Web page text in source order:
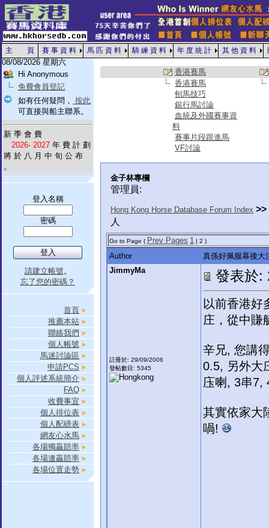
主 頁 賽 事 資 料 馬 匹 資 料 騎 練 資 料 年 度 統 計 其 他 資 料
08/08/2026 星期六
Hi Anonymous
免費會員登記
如有任何疑問， 按此
可直接與船主聯系。
新 季 會 費
2026- 2027 年 費 計 劃
將 於 八 月 中 旬 公 布
。
登入名稱
密碼
請建立帳號。
忘了您的密碼？
首頁
推薦本站
聯絡我們
個人帳號
馬迷討論區
申請PCS
個人評述系統簡介
FAQ
收費事宜
個人排位表
個人配磅表
網友心水馬
各場獨贏賠率
各場連贏賠率
各場位置走勢
香港賽馬
香港賽馬
刨馬技巧
銀行馬討論
血統及外國賽事資
料
賽事片段跟進馬
VF討論
金子林專欄
管理員:
Hong Kong Horse Database Forum Index >>
人
Go to Page ( Prev Pages 1 | 2 )
Author
真係好佩服幕後大
JimmyMa
註冊於: 29/09/2006
發帖數目: 5345
發表於:
以前香港好
庄，從中賺
辛兄, 您講
0.5, 另外大
庒喇, 3串7,
其實依家大
喎!